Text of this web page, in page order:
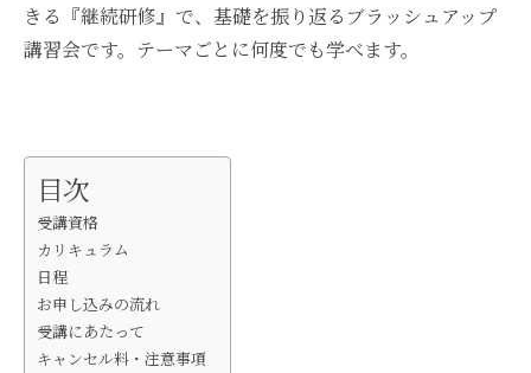
きる『継続研修』で、基礎を振り返るブラッシュアップ
講習会です。テーマごとに何度でも学べます。
目次
受講資格
カリキュラム
日程
お申し込みの流れ
受講にあたって
キャンセル料・注意事項